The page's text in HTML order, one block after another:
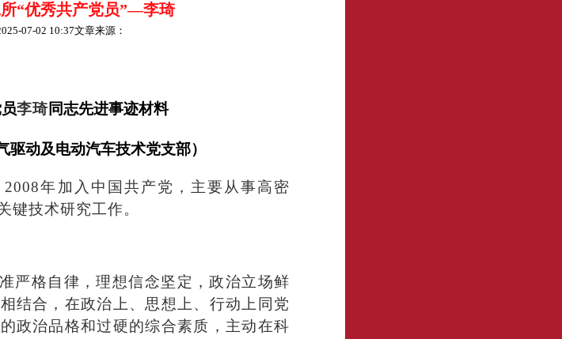
“优秀共产党员”—李琦
07-02 10:37文章来源：
李琦同志先进事迹材料
驱动及电动汽车技术党支部）
年加入中国共产党，主要从事高密
键技术研究工作。
严格自律，理想信念坚定，政治立场鲜
结合，在政治上、思想上、行动上同党
政治品格和过硬的综合素质，主动在科